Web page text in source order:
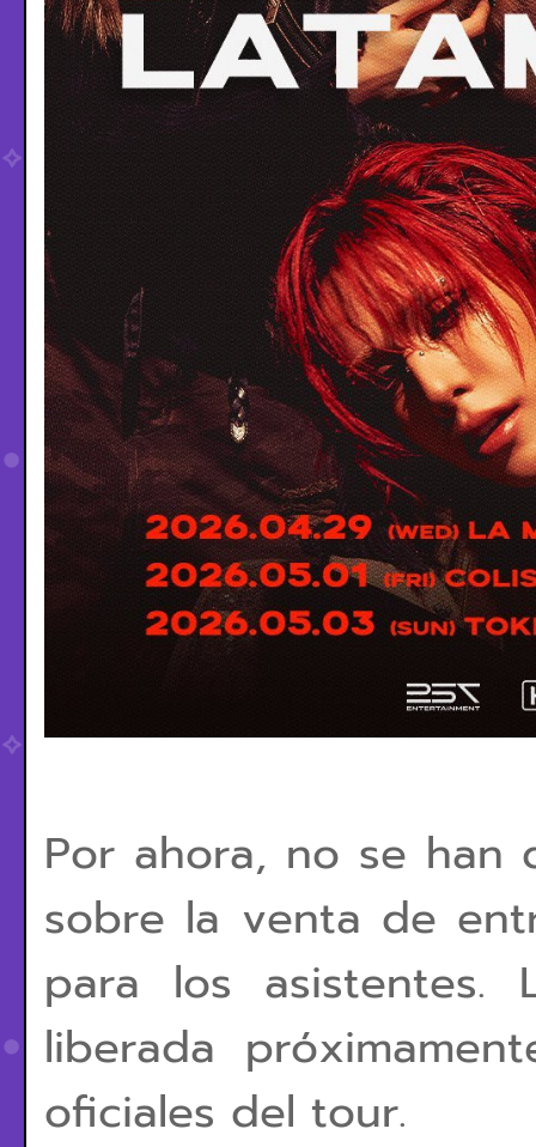
Por ahora, no se han
sobre la venta de
para los asistentes.
liberada
oficiales del tour.